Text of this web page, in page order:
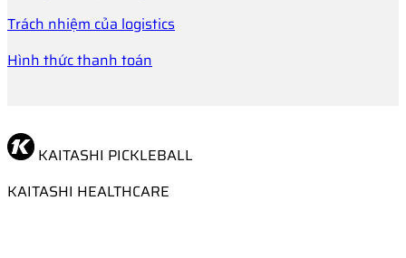
Trách nhiệm của logistics
Hình thức thanh toán
KAITASHI PICKLEBALL
KAITASHI HEALTHCARE